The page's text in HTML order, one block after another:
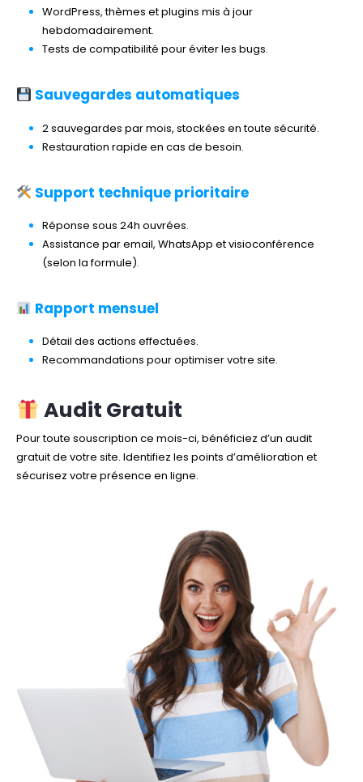
WordPress, thèmes et plugins mis à jour
hebdomadairement.
Tests de compatibilité pour éviter les bugs.
Sauvegardes automatiques
2 sauvegardes par mois, stockées en toute sécurité.
Restauration rapide en cas de besoin.
Support technique prioritaire
Réponse sous 24h ouvrées.
Assistance par email, WhatsApp et visioconférence
(selon la formule).
Rapport mensuel
Détail des actions effectuées.
Recommandations pour optimiser votre site.
Audit Gratuit
Pour toute souscription ce mois-ci, bénéficiez d’un audit
gratuit de votre site. Identifiez les points d’amélioration et
sécurisez votre présence en ligne.